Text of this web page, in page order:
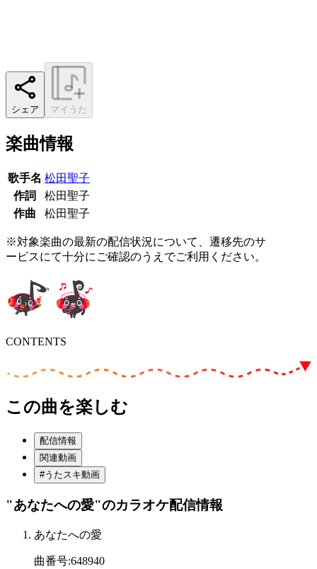
シェア マイうた
楽曲情報
歌手名 松田聖子
作詞
松田聖子
作曲
松田聖子
※対象楽曲の最新の配信状況について、遷移先のサ
ービスにて十分にご確認のうえでご利用ください。
CONTENTS
この曲を楽しむ
配信情報
関連動画
#うたスキ動画
"あなたへの愛"のカラオケ配信情報
あなたへの愛
曲番号:648940